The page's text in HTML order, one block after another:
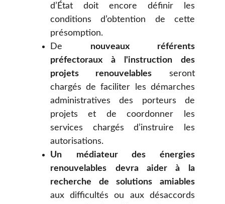
d’État doit encore définir les
conditions d’obtention de cette
présomption.
De nouveaux référents
préfectoraux à l'instruction des
projets renouvelables seront
chargés de faciliter les démarches
administratives des porteurs de
projets et de coordonner les
services chargés d’instruire les
autorisations.
Un
médiateur des énergies
renouvelables
devra aider à la
recherche de solutions amiables
aux difficultés ou aux désaccords